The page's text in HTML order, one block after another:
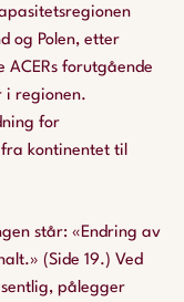
og Polen, etter
forutgående
i regionen.
for
kontinentet til
står: «Endring av
(Side 19.) Ved
pålegger